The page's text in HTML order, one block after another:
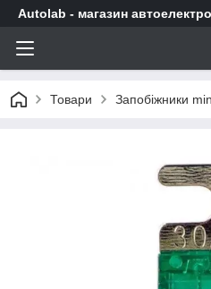
Autolab - магазин
Товари Запобіжники